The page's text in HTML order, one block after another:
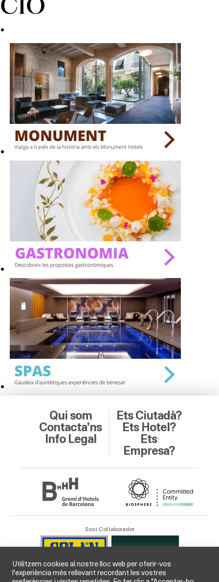
Què vols fer?
HOTELS
TERRASSES
BARS
SPAS
RESTAURANTS
SALES
Activitats
On?
Qui som
Contacta’ns
Info Legal
Ets Ciutadà?
Ets Hotel?
Ets
Empresa?
Soci Col·laborador
Utilitzem cookies al nostre lloc web per oferir-vos
l'experiència més rellevant recordant les vostres